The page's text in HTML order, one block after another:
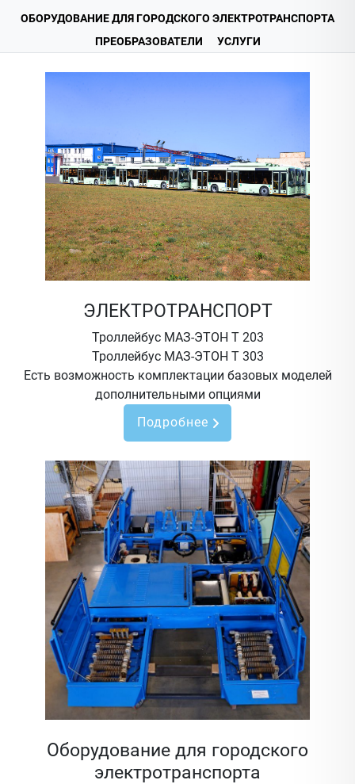
ОБОРУДОВАНИЕ ДЛЯ ГОРОДСКОГО ЭЛЕКТРОТРАНСПОРТА
ПРЕОБРАЗОВАТЕЛИ
УСЛУГИ
ЭЛЕКТРОТРАНСПОРТ
Троллейбус МАЗ-ЭТОН Т 203
Троллейбус МАЗ-ЭТОН Т 303
Есть возможность комплектации базовых моделей
дополнительными опциями
Подробнее
Оборудование для городского
электротранспорта